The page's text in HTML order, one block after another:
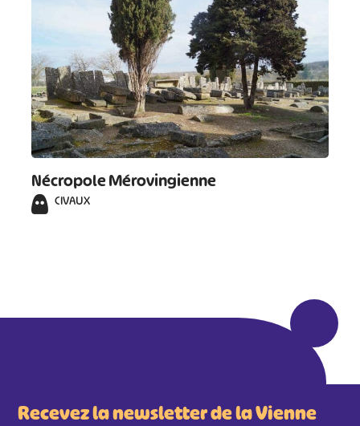
Nécropole Mérovingienne
CIVAUX
Recevez la newsletter de la Vienne